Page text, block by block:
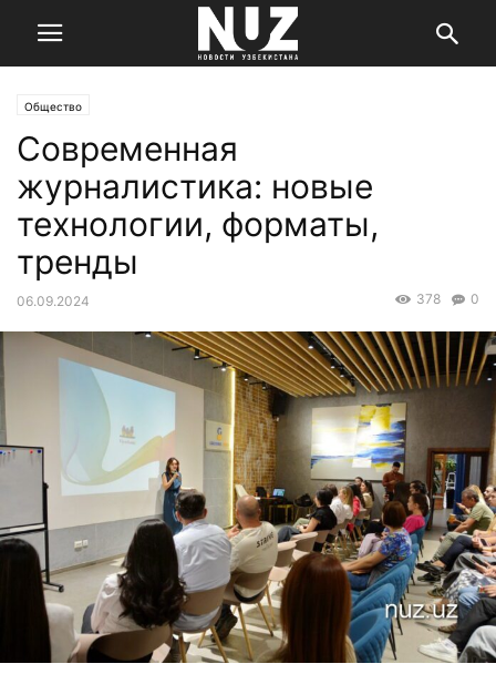
Общество
Современная
журналистика: новые
технологии, форматы,
тренды
06.09.2024 0
378